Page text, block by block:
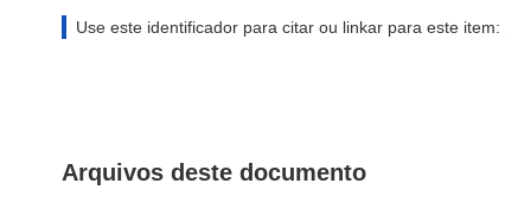
Use este identificador para citar ou linkar para este item:
Arquivos deste documento